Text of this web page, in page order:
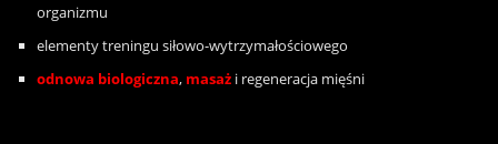
organizmu
elementy treningu siłowo-wytrzymałościowego
odnowa biologiczna, masaż i regeneracja mięśni